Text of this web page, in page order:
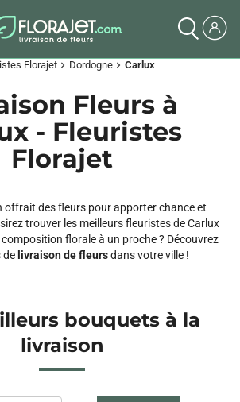
Florajet chevron_right Dordogne chevron_right Carlux
Fleurs à
- Fleuristes
Florajet
offrait des fleurs pour apporter chance et
trouver les meilleurs fleuristes de Carlux
florale à un proche ? Découvrez
de livraison de fleursdans votre ville !
bouquets à la
livraison